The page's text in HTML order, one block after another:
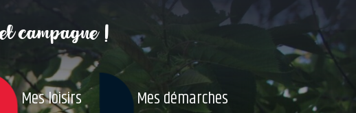
et campagne !
Mes loisirs Mes démarches